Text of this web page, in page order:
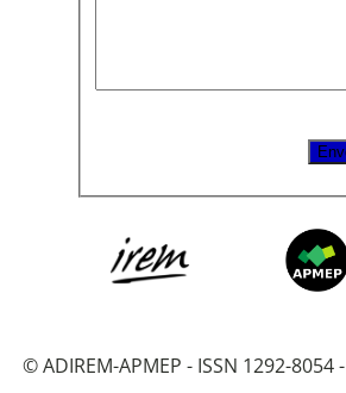
© ADIREM-APMEP - ISSN 1292-8054 -